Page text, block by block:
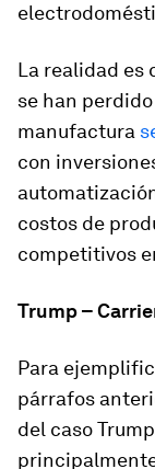
La realidad es
se han
manufactura
con
costos de
competitivos
Trump –
Para
párrafos
del caso